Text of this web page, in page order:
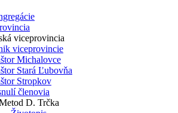
viceprovincia
viceprovincie
Michalovce
Stará Ľubovňa
Stropkov
členovia
D. Trčka